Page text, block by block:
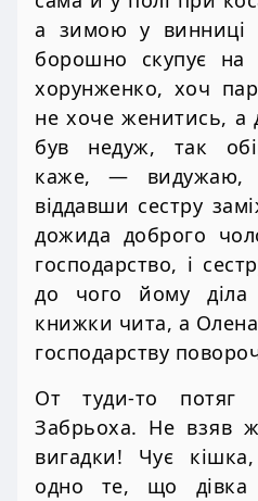
а зимою у винниці
борошно скупує на
хорунженко, хоч
не хоче женитись, а
був недуж, так
каже, — видужаю,
віддавши сестру
дожида доброго
господарство, і
до чого йому діла
книжки чита, а
господарству
От туди-то
Забрьоха. Не взяв
вигадки! Чує
одно те, що дівка